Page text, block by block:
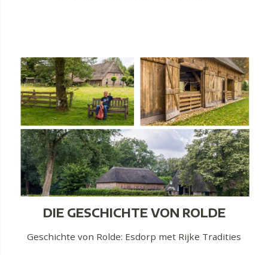
DIE GESCHICHTE VON ROLDE
Geschichte von Rolde: Esdorp met Rijke Tradities